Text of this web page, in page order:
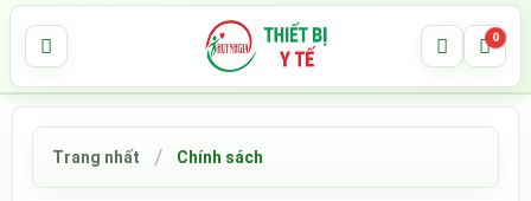
0
Trang nhất Chính sách